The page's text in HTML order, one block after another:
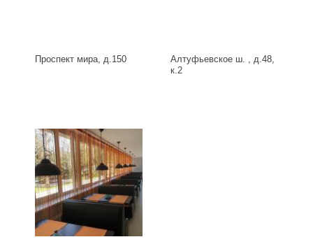
Проспект мира, д.150
Алтуфьевское ш. , д.48,
к.2